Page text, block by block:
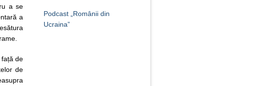
a se
a
de
de
Podcast „Românii din
Ucraina”